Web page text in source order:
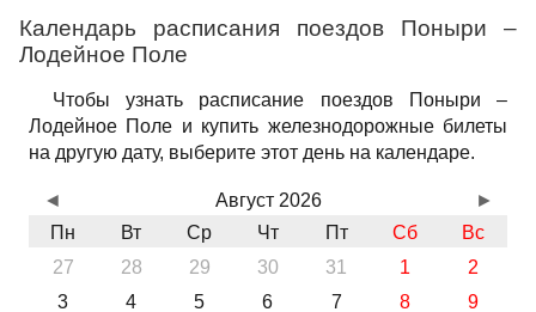
Календарь расписания поездов Поныри –
Лодейное Поле
Чтобы узнать расписание поездов Поныри –
Лодейное Поле и купить железнодорожные билеты
на другую дату, выберите этот день на календаре.
Август 2026
Пн
Вт Ср Чт Пт Сб
Вс
27
28 29 30 31 1
2
3
4 5 6 7 8
9
◄ ►